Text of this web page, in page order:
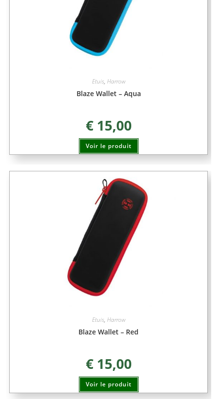
Etuis, Harrow
Blaze Wallet – Aqua
€15,00
Voir le produit
Etuis, Harrow
Blaze Wallet – Red
€15,00
Voir le produit